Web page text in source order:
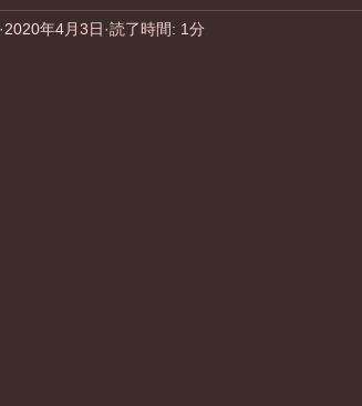
2020年4月3日 読了時間: 1分